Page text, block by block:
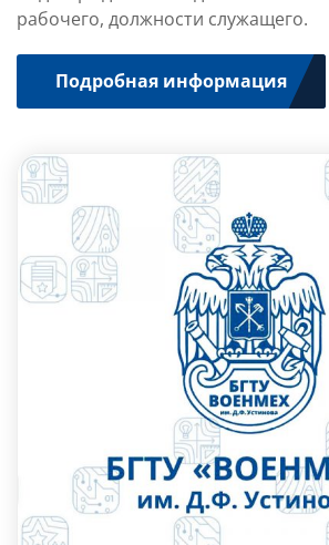
рабочего, должности служащего.
Подробная информация